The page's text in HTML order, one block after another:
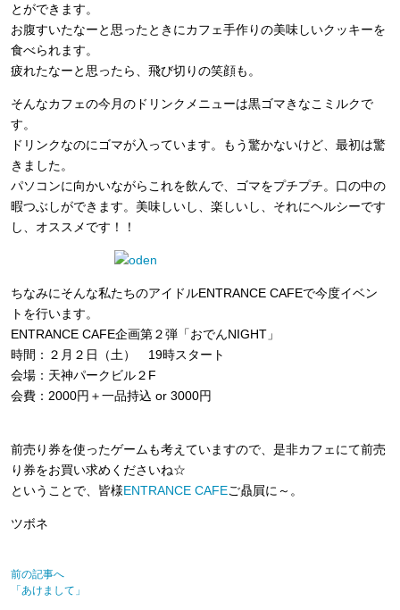
とができます。
お腹すいたなーと思ったときにカフェ手作りの美味しいクッキーを
食べられます。
疲れたなーと思ったら、飛び切りの笑顔も。
そんなカフェの今月のドリンクメニューは黒ゴマきなこミルクで
す。
ドリンクなのにゴマが入っています。もう驚かないけど、最初は驚
きました。
パソコンに向かいながらこれを飲んで、ゴマをプチプチ。口の中の
暇つぶしができます。美味しいし、楽しいし、それにヘルシーです
し、オススメです！！
ちなみにそんな私たちのアイドルENTRANCE CAFEで今度イベン
トを行います。
ENTRANCE CAFE企画第２弾「おでんNIGHT」
時間：２月２日（土） 19時スタート
会場：天神パークビル２F
会費： 2000円＋一品持込 or 3000円
前売り券を使ったゲームも考えていますので、是非カフェにて前売
り券をお買い求めくださいね☆
ということで、皆様ENTRANCE CAFEご贔屓に～。
ツボネ
前の記事へ
「あけまして」